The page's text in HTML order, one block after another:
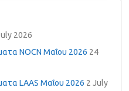
2026
NOCN Μαΐου 2026 24
LAAS Μαΐου 2026 2 July